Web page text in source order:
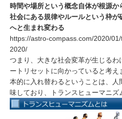
時間や場所という概念自体が根源
社会にある規律やルールという枠
へと生まれ変わる
https://astro-compass.com/2020/
2020/
つまり、大きな社会変革が生じる
ートリセットに向かっていると考
本的に入れ替わるということは、
味しており、トランスヒューマニズ